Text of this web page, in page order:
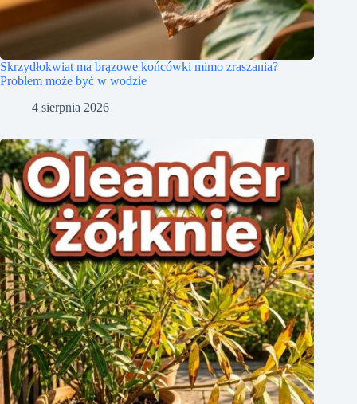
Skrzydłokwiat ma brązowe końcówki mimo zraszania?
Problem może być w wodzie
4 sierpnia 2026